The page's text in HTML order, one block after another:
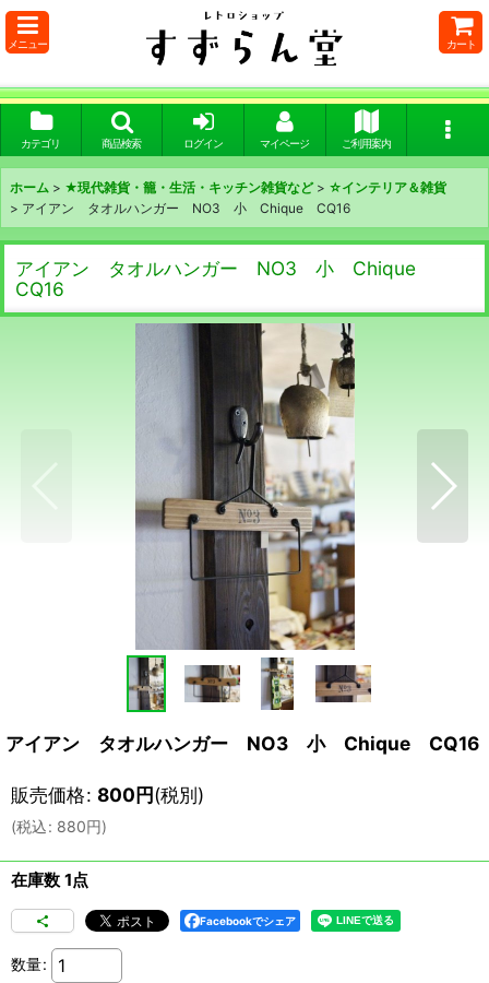
メニュー カート
カテゴリ 商品検索 ログイン マイページ ご利用案内
ホーム > ★現代雑貨・籠・生活・キッチン雑貨など > ☆インテリア＆雑貨
> アイアン タオルハンガー NO3 小 Chique CQ16
アイアン タオルハンガー NO3 小 Chique
CQ16
アイアン タオルハンガー NO3 小 Chique CQ16
販売価格: 800円(税別)
(税込: 880円)
在庫数 1点
Facebookでシェア
数量: